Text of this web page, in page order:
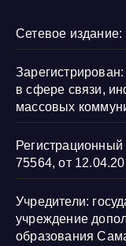
Сетевое
в сфере связи,
массовых
75564, от
Учредители:
учреждение
образования